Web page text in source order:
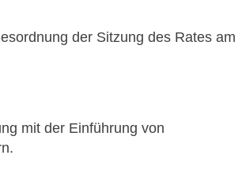
der Sitzung des Rates am
mit der Einführung von